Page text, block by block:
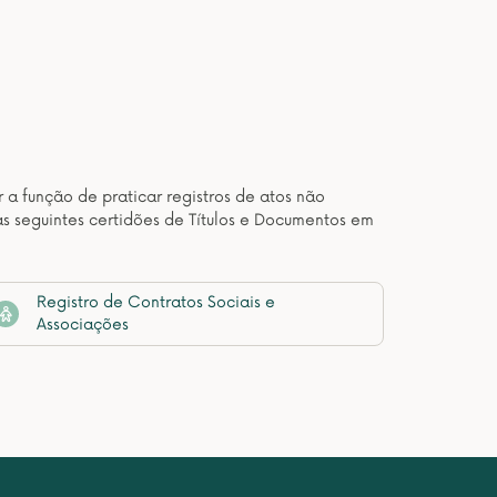
a função de praticar registros de atos não
certidões de Títulos e Documentos em
Registro de Contratos Sociais e
Associações